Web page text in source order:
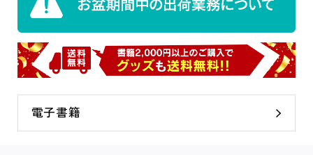
電子書籍